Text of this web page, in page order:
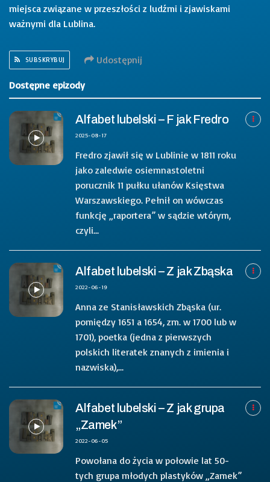
miejsca związane w przeszłości z ludźmi i zjawiskami
ważnymi dla Lublina.
SUBSKRYBUJ Udostępnij
Dostępne epizody
Alfabet lubelski – F jak Fredro
2025-08-17
Fredro zjawił się w Lublinie w 1811 roku
jako zaledwie osiemnastoletni
porucznik 11 pułku ułanów Księstwa
Warszawskiego. Pełnił on wówczas
funkcję „raportera” w sądzie wtórym,
czyli...
Alfabet lubelski – Z jak Zbąska
2022-06-19
Anna ze Stanisławskich Zbąska (ur.
pomiędzy 1651 a 1654, zm. w 1700 lub w
1701), poetka (jedna z pierwszych
polskich literatek znanych z imienia i
nazwiska),...
Alfabet lubelski – Z jak grupa
„Zamek”
2022-06-05
Powołana do życia w połowie lat 50-
tych grupa młodych plastyków „Zamek”